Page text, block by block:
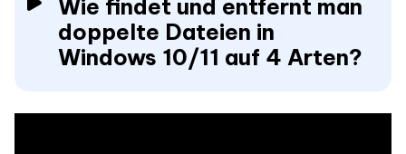
Wie findet und entfernt man
doppelte Dateien in
Windows 10/11 auf 4 Arten?